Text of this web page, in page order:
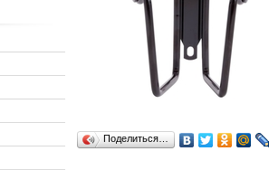
Поделиться…